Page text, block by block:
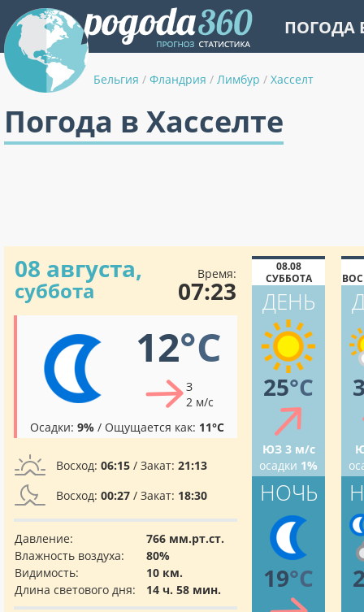
ПОГОДА
Бельгия / Фландрия / Лимбур / Хасселт
Погода в Хасселте
08 августа,
суббота
Время:
07:23
12°C
З
2 м/с
Осадки: 9% / Ощущается как: 11°C
Восход: 06:15 / Закат: 21:13
Восход: 00:27 / Закат: 18:30
Давление:
766 мм.рт.ст.
Влажность воздуха:
80%
Видимость:
10 км.
Длина светового дня:
14 ч. 58 мин.
08.08
СУББОТА
ДЕНЬ
25°C
ЮЗ 3 м/с
осадки 1%
НОЧЬ
19°C